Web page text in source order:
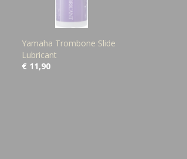
Yamaha Trombone Slide
Lubricant
€ 11,90